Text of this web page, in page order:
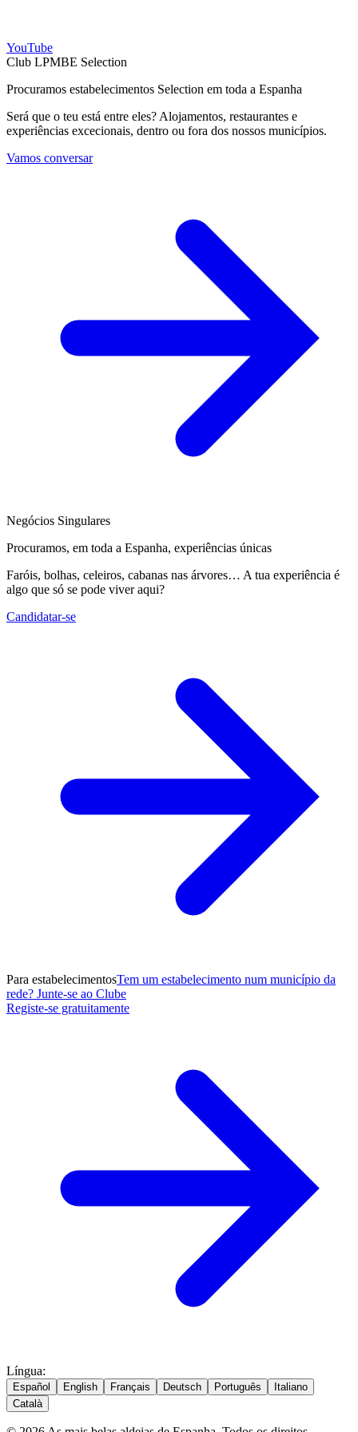
YouTube
Club LPMBE Selection
Procuramos estabelecimentos Selection em toda a Espanha
Será que o teu está entre eles? Alojamentos, restaurantes e
experiências excecionais, dentro ou fora dos nossos municípios.
Vamos conversar
Negócios Singulares
Procuramos, em toda a Espanha, experiências únicas
Faróis, bolhas, celeiros, cabanas nas árvores… A tua experiência é
algo que só se pode viver aqui?
Candidatar-se
Para estabelecimentosTem um estabelecimento num município da
rede? Junte-se ao Clube
Registe-se gratuitamente
Língua:
Español English Français Deutsch Português
Italiano
Català